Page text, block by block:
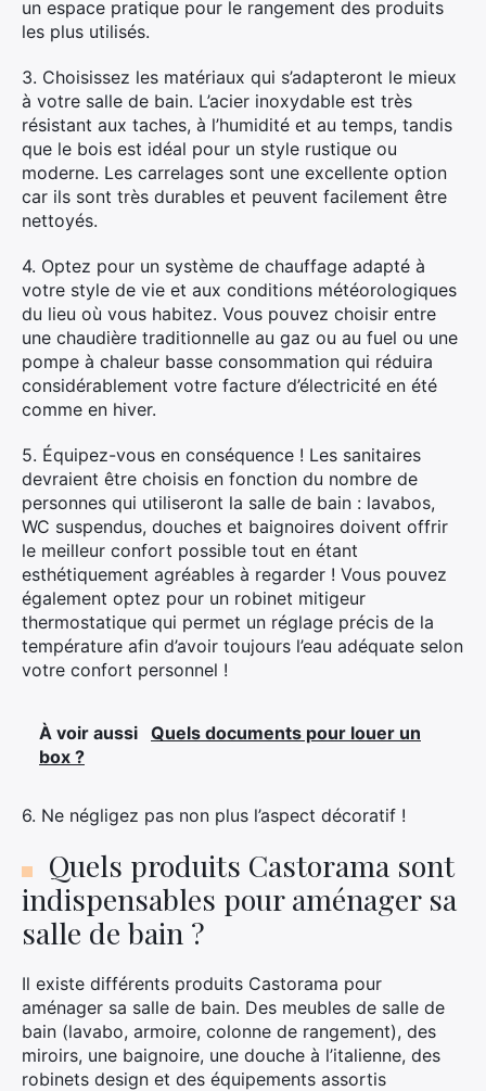
un espace pratique pour le rangement des produits
les plus utilisés.
3. Choisissez les matériaux qui s’adapteront le mieux
à votre salle de bain. L’acier inoxydable est très
résistant aux taches, à l’humidité et au temps, tandis
que le bois est idéal pour un style rustique ou
moderne. Les carrelages sont une excellente option
car ils sont très durables et peuvent facilement être
nettoyés.
4. Optez pour un système de chauffage adapté à
votre style de vie et aux conditions météorologiques
du lieu où vous habitez. Vous pouvez choisir entre
une chaudière traditionnelle au gaz ou au fuel ou une
pompe à chaleur basse consommation qui réduira
considérablement votre facture d’électricité en été
comme en hiver.
5. Équipez-vous en conséquence ! Les sanitaires
devraient être choisis en fonction du nombre de
personnes qui utiliseront la salle de bain : lavabos,
WC suspendus, douches et baignoires doivent offrir
le meilleur confort possible tout en étant
esthétiquement agréables à regarder ! Vous pouvez
également optez pour un robinet mitigeur
thermostatique qui permet un réglage précis de la
température afin d’avoir toujours l’eau adéquate selon
votre confort personnel !
À voir aussi Quels documents pour louer un
box ?
6. Ne négligez pas non plus l’aspect décoratif !
Quels produits Castorama sont
indispensables pour aménager sa
salle de bain ?
Il existe différents produits Castorama pour
aménager sa salle de bain. Des meubles de salle de
bain (lavabo, armoire, colonne de rangement), des
miroirs, une baignoire, une douche à l’italienne, des
robinets design et des équipements assortis